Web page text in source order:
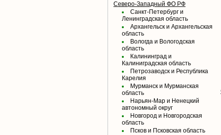
Северо-Западный ФО РФ
Санкт-Петербург и
Ленинградская область
Архангельск и Архангельская
область
Вологда и Вологодская
область
Калининград и
Калиниградская область
Петрозаводск и Республика
Карелия
Мурманск и Мурманская
область
Нарьян-Мар и Ненецкий
автономный округ
Новгород и Новгородская
область
Псков и Псковская область